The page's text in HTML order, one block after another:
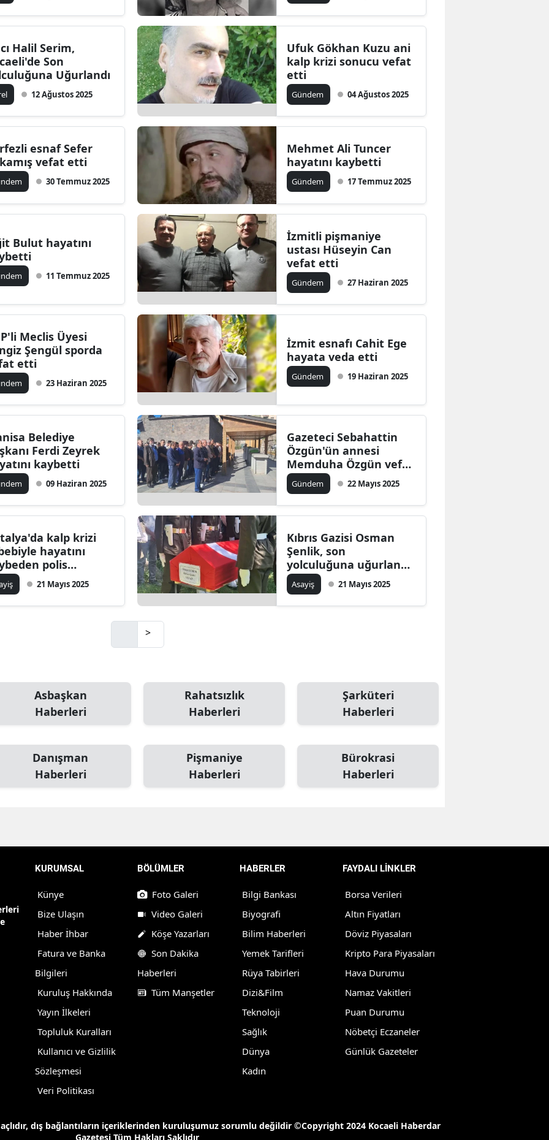
Mersin
İstanbul
İzmir
Kastamonu
Kayseri
Kırşehir
Kocaeli
Konya
Manisa
Kahramanmaraş
Muğla
Muş
Nevşehir
Ordu
Rize
Sakarya
Tekirdağ
Trabzon
Tunceli
Zonguldak
Aksaray
Bayburt
Karaman
Kırıkkale
Batman
Halil Serim,
Son
Uğurlandı
12 Ağustos 2025
Ufuk Gökhan Kuzu ani
kalp krizi sonucu vefat
etti
Gündem 04 Ağustos 2025
esnaf Sefer
vefat etti
30 Temmuz 2025
Mehmet Ali Tuncer
hayatını kaybetti
Gündem 17 Temmuz 2025
Bulut hayatını
11 Temmuz 2025
İzmitli pişmaniye
ustası Hüseyin Can
vefat etti
Gündem 27 Haziran 2025
Meclis Üyesi
Şengül sporda
etti
23 Haziran 2025
İzmit esnafı Cahit Ege
hayata veda etti
Gündem 19 Haziran 2025
Belediye
Ferdi Zeyrek
kaybetti
09 Haziran 2025
Gazeteci Sebahattin
Özgün'ün annesi
Memduha Özgün vefat
etti
Gündem 22 Mayıs 2025
kalp krizi
hayatını
polis
Yahya Süslü
tören21 Mayıs 2025
Kıbrıs Gazisi Osman
Şenlik, son
yolculuğuna uğurlandı;
Tavas halkı yas içinde!
Asayiş 21 Mayıs 2025
>
Asbaşkan
Haberleri
Rahatsızlık
Haberleri
Şarküteri
Haberleri
Danışman
Haberleri
Pişmaniye
Haberleri
Bürokrasi
Haberleri
KURUMSAL
Künye
Bize Ulaşın
Haber İhbar
Fatura ve Banka
Bilgileri
Kuruluş Hakkında
Yayın İlkeleri
Topluluk Kuralları
Kullanıcı ve Gizlilik
Sözleşmesi
Veri Politikası
BÖLÜMLER
Foto Galeri
Video Galeri
Köşe Yazarları
Son Dakika
Haberleri
Tüm Manşetler
HABERLER
Bilgi Bankası
Biyografi
Bilim Haberleri
Yemek Tarifleri
Rüya Tabirleri
Dizi&Film
Teknoloji
Sağlık
Dünya
Kadın
FAYDALI LİNKLER
Borsa Verileri
Altın Fiyatları
Döviz Piyasaları
Kripto Para Piyasaları
Hava Durumu
Namaz Vakitleri
Puan Durumu
Nöbetçi Eczaneler
Günlük Gazeteler
dış bağlantıların içeriklerinden kuruluşumuz sorumlu değildir ©Copyright 2024 Kocaeli Haberdar
Gazetesi Tüm Hakları Saklıdır